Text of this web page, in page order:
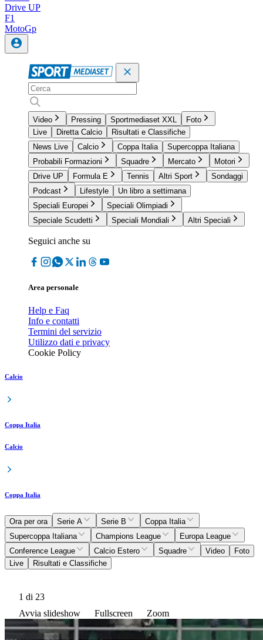
Drive UP
F1
MotoGp
Video Pressing Sportmediaset XXL
Foto
Live
Diretta Calcio
Risultati e Classifiche
News Live
Calcio Coppa Italia
Supercoppa Italiana
Probabili Formazioni
Squadre Mercato
Motori
Drive UP
Formula E Tennis Altri Sport
Sondaggi
Podcast
Lifestyle
Un libro a settimana
Speciali Europei
Speciali Olimpiadi
Speciale Scudetti
Speciali Mondiali Altri Speciali
Seguici anche su
Area personale
Help e Faq
Info e contatti
Termini del servizio
Utilizzo dati e privacy
Cookie Policy
Calcio
Coppa Italia
Calcio
Coppa Italia
Ora per ora Serie A Serie B
Coppa Italia
Supercoppa Italiana
Champions League
Europa League
Conference League
Calcio Estero Squadre Video
Foto
Live
Risultati e Classifiche
1 di 23
Avvia slideshow
Fullscreen Zoom